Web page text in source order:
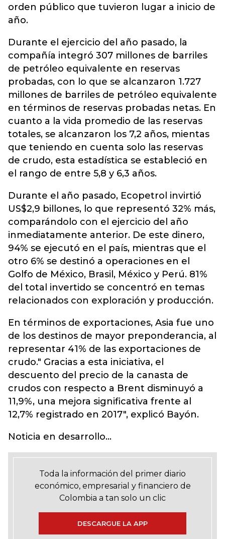
orden público que tuvieron lugar a inicio de
año.
Durante el ejercicio del año pasado, la
compañía integró 307 millones de barriles
de petróleo equivalente en reservas
probadas, con lo que se alcanzaron 1.727
millones de barriles de petróleo equivalente
en términos de reservas probadas netas. En
cuanto a la vida promedio de las reservas
totales, se alcanzaron los 7,2 años, mientas
que teniendo en cuenta solo las reservas
de crudo, esta estadística se estableció en
el rango de entre 5,8 y 6,3 años.
Durante el año pasado, Ecopetrol invirtió
US$2,9 billones, lo que representó 32% más,
comparándolo con el ejercicio del año
inmediatamente anterior. De este dinero,
94% se ejecutó en el país, mientras que el
otro 6% se destinó a operaciones en el
Golfo de México, Brasil, México y Perú. 81%
del total invertido se concentró en temas
relacionados con exploración y producción.
En términos de exportaciones, Asia fue uno
de los destinos de mayor preponderancia, al
representar 41% de las exportaciones de
crudo." Gracias a esta iniciativa, el
descuento del precio de la canasta de
crudos con respecto a Brent disminuyó a
11,9%, una mejora significativa frente al
12,7% registrado en 2017", explicó Bayón.
Noticia en desarrollo...
Toda la información del primer diario
económico, empresarial y financiero de
Colombia a tan solo un clic
DESCARGUE LA APP